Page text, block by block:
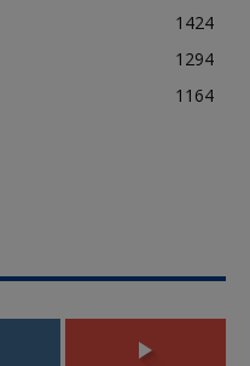
1424
1294
1164